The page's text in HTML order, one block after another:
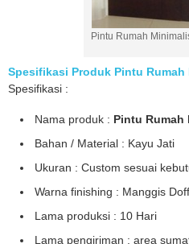
Pintu Rumah
Spesifikasi Produk Pintu Rumah
Spesifikasi :
Nama produk : Pintu Rumah
Bahan / Material : Kayu Jati
Ukuran : Custom sesuai
Warna finishing : Manggis Doff
Lama produksi : 10 Hari
Lama pengiriman : area